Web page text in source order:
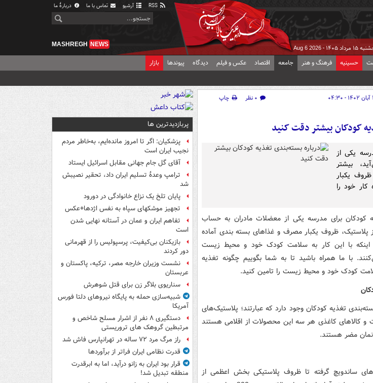
آرشیو تماس با ما دربارهٔ ما
مرداد ۱۴۰۵ - Aug 6 2026
MASHREGH NEWS
حسینیه فرهنگ و هنر جامعه اقتصاد عکس و فیلم دیدگاه پیوندها بازار
۰ نظر
چاپ
کودکان بیشتر دقت کنید
یکی از
بیشتر
ظروف یکبار
خود را
کودکان برای مدرسه یکی از معضلات مادران به حساب
پلاستیک، ظروف یکبار مصرف و غذاهای بسته بندی آماده
اینکه با این کار به سلامت کودک خود و محیط زیست
با ما همراه باشید تا به شما بگوییم چگونه تغذیه
کودک خود و محیط زیست را تامین کنید.
تغذیه کودکان وجود دارد که عبارتند؛ پلاستیک‌های
و کالاهای کاغذی هر سه این محصولات از اقلامی هستند
مضر هستند.
ساندویچ گرفته تا ظروف پلاستیکی بخش اعظمی از
پربازدیدترین ها
پزشکیان: اگر تا امروز مانده‌ایم، به‌خاطر مردم
نجیب ایران است
آقای گل جام جهانی مقابل اسرائیل ایستاد
ترامپ وعدۀ تسلیم ایران داد، تحقیر نصیبش
شد
پایان تلخ یک نزاع خانوادگی در دورود
تجهیز موشکهای سپاه به نفس اژدها+عکس
تفاهم ایران و عمان در آستانه نهایی شدن
است
بازیکنان بی‌کیفیت، پرسپولیس را از قهرمانی
دور کردند
نشست وزیران خارجه مصر، ترکیه، پاکستان و
عربستان
سناریوی بلاگر زن برای قتل شوهرش
شبیه‌سازی حمله به پایگاه نیروهای دلتا فورس
آمریکا
دستگیری ۸ نفر از اشرار مسلح شاخص و
مرتبطین گروهک های تروریستی
راز مرگ مرد ۷۲ ساله در تهرانپارس فاش شد
قدرت نظامی ایران فراتر از برآوردها
قرار بود ایران به زانو درآید، اما به ابرقدرت
منطقه تبدیل شد!